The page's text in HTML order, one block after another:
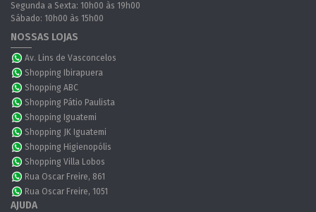
Segunda a Sexta: 10h00 às 19h00
Sábado: 10h00 às 15h00
NOSSAS LOJAS
Av. Lins de Vasconcelos
Shopping Ibirapuera
Shopping ABC
Shopping Pátio Paulista
Shopping Iguatemi
Shopping JK Iguatemi
Shopping Higienopólis
Shopping Villa Lobos
Rua Oscar Freire, 861
Rua Oscar Freire, 1051
AJUDA